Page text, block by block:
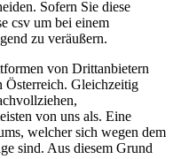
Sofern Sie diese
csv um bei einem
zu veräußern.
von Drittanbietern
Österreich. Gleichzeitig
von uns als. Eine
welcher sich wegen dem
sind. Aus diesem Grund